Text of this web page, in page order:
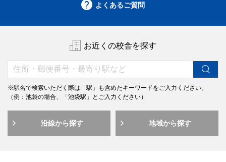
よくあるご質問
お近くの校舎を探す
※駅名で検索いただく際は「駅」も含めたキーワードをご入力ください。
（例：池袋の場合、「池袋駅」とご入力ください）
沿線から探す 地域から探す